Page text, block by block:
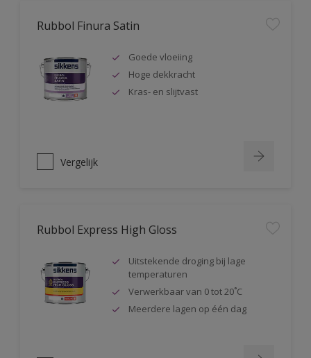
Rubbol Finura Satin
Goede vloeiing
Hoge dekkracht
Kras- en slijtvast
Vergelijk
Rubbol Express High Gloss
Uitstekende droging bij lage
temperaturen
Verwerkbaar van 0 tot 20˚C
Meerdere lagen op één dag